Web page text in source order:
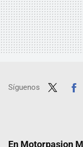
Síguenos
En Motorpasion